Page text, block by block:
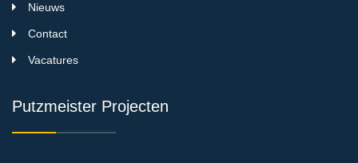
Nieuws
Contact
Vacatures
Putzmeister Projecten